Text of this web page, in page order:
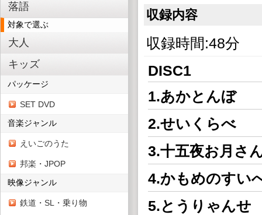
落語
対象で選ぶ
大人
キッズ
パッケージ
SET DVD
音楽ジャンル
えいごのうた
邦楽・JPOP
映像ジャンル
鉄道・SL・乗り物
収録内容
収録時間:48分
DISC1
1.あかとんぼ
2.せいくらべ
3.十五夜お月さ
4.かもめのすい
5.とうりゃんせ